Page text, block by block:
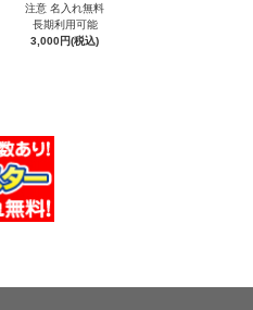
注意 名入れ無料
長期利用可能
3,000円(税込)